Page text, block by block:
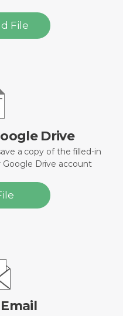
File
Drive
a copy of the filled-in
Drive account